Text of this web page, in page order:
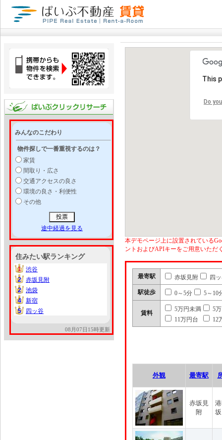
みんなのこだわり
物件探しで一番重視するのは？
家賃
間取り・広さ
交通アクセスの良さ
環境の良さ・利便性
その他
途中経過を見る
住みたい駅ランキング
1
1
渋谷
2
2
赤坂見附
2
2
池袋
4
4
新宿
5
5 四ッ谷
08月07日15時更新
This
Do
本デモページ上に設置されている
ントおよびAPIキーをご用意いただ
最寄駅 赤坂見附 四
駅徒歩 0～5分 5～10
賃料
5万円未満
5
11万円台
12
外観 最寄駅
赤坂見
附